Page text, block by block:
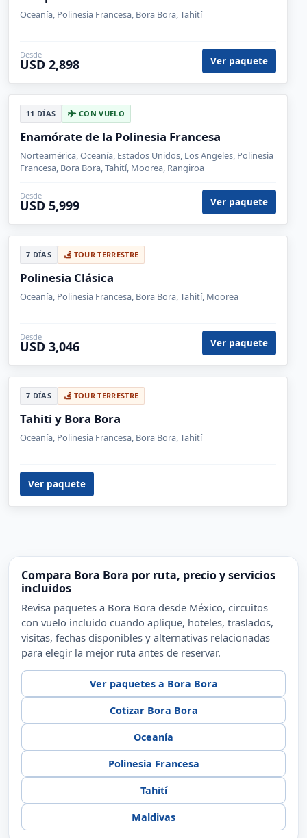
Oceanía, Polinesia Francesa, Bora Bora, Tahití
Desde
USD 2,898 Ver paquete
11 DÍAS CON VUELO
Enamórate de la Polinesia Francesa
Norteamérica, Oceanía, Estados Unidos, Los Angeles, Polinesia
Francesa, Bora Bora, Tahití, Moorea, Rangiroa
Desde
USD 5,999 Ver paquete
7 DÍAS TOUR TERRESTRE
Polinesia Clásica
Oceanía, Polinesia Francesa, Bora Bora, Tahití, Moorea
Desde
USD 3,046 Ver paquete
7 DÍAS TOUR TERRESTRE
Tahiti y Bora Bora
Oceanía, Polinesia Francesa, Bora Bora, Tahití
Ver paquete
Compara Bora Bora por ruta, precio y servicios
incluidos
Revisa paquetes a Bora Bora desde México, circuitos
con vuelo incluido cuando aplique, hoteles, traslados,
visitas, fechas disponibles y alternativas relacionadas
para elegir la mejor ruta antes de reservar.
Ver paquetes a Bora Bora
Cotizar Bora Bora
Oceanía
Polinesia Francesa
Tahití
Maldivas